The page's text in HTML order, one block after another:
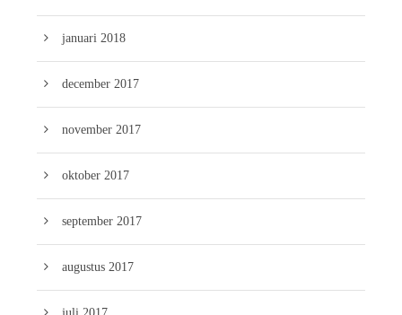
januari 2018
december 2017
november 2017
oktober 2017
september 2017
augustus 2017